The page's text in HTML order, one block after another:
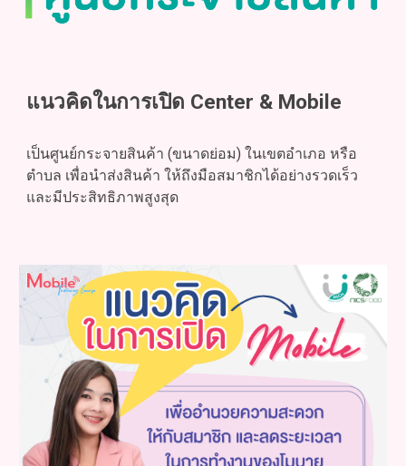
แนวคิดในการเปิด Center & Mobile
เป็นศูนย์กระจายสินค้า (ขนาดย่อม) ในเขตอำเภอ หรือ
ตำบล เพื่อนำส่งสินค้า ให้ถึงมือสมาชิกได้อย่างรวดเร็ว
และมีประสิทธิภาพสูงสุด